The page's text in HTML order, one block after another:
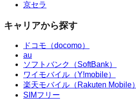
京セラ
キャリアから探す
ドコモ（docomo）
au
ソフトバンク（SoftBank）
ワイモバイル（Y!mobile）
楽天モバイル（Rakuten Mobile）
SIMフリー